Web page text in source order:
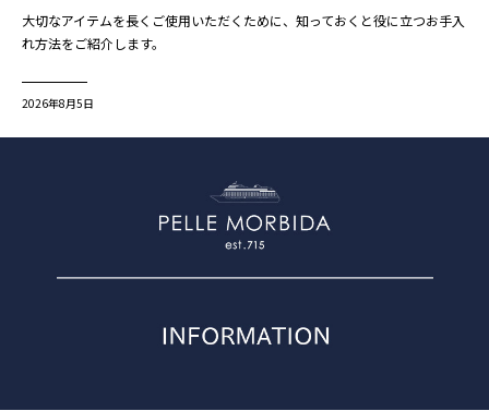
大切なアイテムを長くご使用いただくために、知っておくと役に立つお手入
れ方法をご紹介します。
2026年8月5日